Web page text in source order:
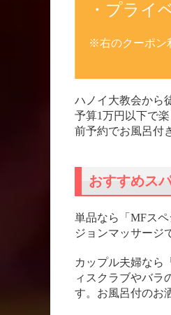
・プライ
※右のクーポン
ハノイ大教会から
予算1万円以下で
前予約でお風呂付
おすすめス
単品なら「MFス
ジョンマッサージ
カップル夫婦なら
ィスクラブやバラ
す。お風呂付のお